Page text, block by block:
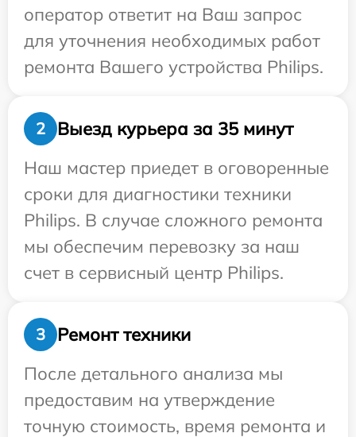
оператор ответит на Ваш запрос
для уточнения необходимых работ
ремонта Вашего устройства Philips.
2
Выезд курьера за 35 минут
Наш мастер приедет в оговоренные
сроки для диагностики техники
Philips. В случае сложного ремонта
мы обеспечим перевозку за наш
счет в сервисный центр Philips.
3
Ремонт техники
После детального анализа мы
предоставим на утверждение
точную стоимость, время ремонта и